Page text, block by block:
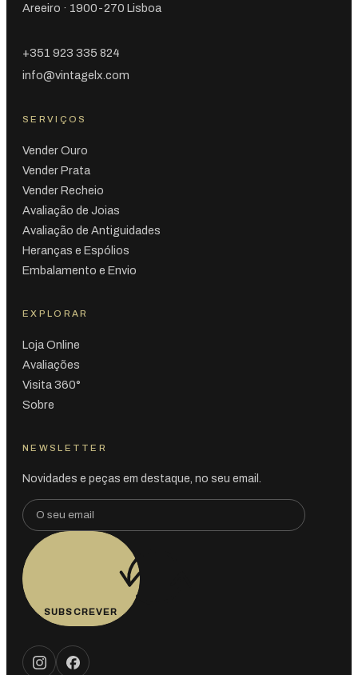
Areeiro · 1900-270 Lisboa
+351 923 335 824
info@vintagelx.com
SERVIÇOS
Vender Ouro
Vender Prata
Vender Recheio
Avaliação de Joias
Avaliação de Antiguidades
Heranças e Espólios
Embalamento e Envio
EXPLORAR
Loja Online
Avaliações
Visita 360°
Sobre
NEWSLETTER
Novidades e peças em destaque, no seu email.
SUBSCREVER